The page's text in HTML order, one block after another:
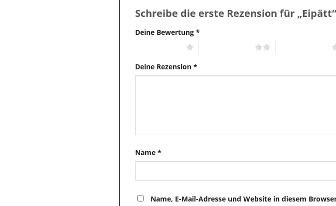
Schreibe die erste Rezension für „Eipätt“
Deine Bewertung *
Deine Rezension *
Name *
Name, E-Mail-Adresse und Website in diesem